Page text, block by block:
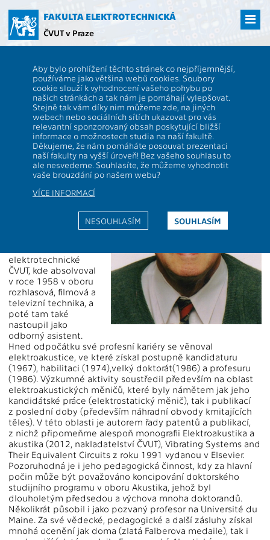
hlavní
obsah
FAKULTA ELEKTROTECHNICKÁ
ČVUT v Praze
Aby bylo prohlížení těchto stránek co nejpříjemnější,
používáme jako většina webů cookies. Soubory
cookie slouží k vyhodnocení vašeho pohybu po
našich stránkách a tak nám je pomáhají vylepšovat.
Stejně tak vám díky nim můžeme zde, na jiných
webech nebo sociálních sítích ukazovat pro vás
relevantní sponzorovaný obsah poskytující bližší
informace o možnostech studia na naší fakultě.
Děkujeme, že nám pomáháte posouvat prezentaci
naší fakulty na vyšší úroveň! Bez vašeho souhlasu to
ale nesvedeme. Souhlasíte, že můžeme vyhodnotit
vaše brouzdání po našem webu?
VÍCE INFORMACÍ
SOUHLASÍM
NESOUHLASÍM
Vzpomínáme
prof. Ing. Zdeněk Škvor, DrSc.
Dne 24. března 2015,
ve věku nedožitých
osmdesáti let nás
navždy opustil Prof.
DrSc. Narodil 21.
Tam také vystudoval
elektrotechnické
ČVUT, kde absolvoval
v roce 1958 v oboru
rozhlasová, filmová a
televizní technika, a
poté tam také
nastoupil jako
odborný asistent.
Hned odpočátku své profesní kariéry se věnoval
elektroakustice, ve které získal postupně kandidaturu
(1967), habilitaci (1974),velký doktorát(1986) a profesuru
(1986). Výzkumné aktivity soustředil především na oblast
elektroakustických měničů, které byly námětem jak jeho
kandidátské práce (elektrostatický měnič), tak i publikací
z poslední doby (především náhradní obvody kmitajících
těles). V této oblasti je autorem řady patentů a publikací,
z nichž připomeňme alespoň monografii Elektroakustika a
akustika (2012, nakladatelství ČVUT), Vibrating Systems and
Their Equivalent Circuits z roku 1991 vydanou v Elsevier.
Pozoruhodná je i jeho pedagogická činnost, kdy za hlavní
počin může být považováno koncipování doktorského
studijního programu v oboru Akustika, jehož byl
dlouholetým předsedou a výchova mnoha doktorandů.
Několikrát působil i jako pozvaný profesor na Université du
Maine. Za své vědecké, pedagogické a další zásluhy získal
mnohá ocenění jak doma (zlatá Falberova medaile), tak i